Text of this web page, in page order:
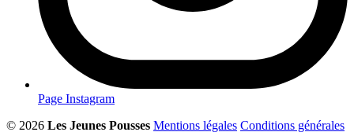
Page Instagram
© 2026 Les Jeunes Pousses Mentions légales Conditions générales